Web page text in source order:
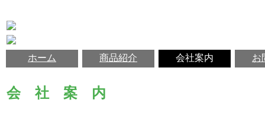
ホーム 商品紹介 会社案内 お
会 社 案 内